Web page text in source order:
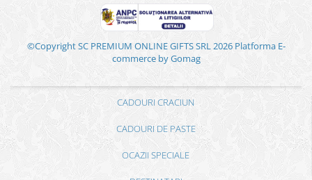
©Copyright SC PREMIUM ONLINE GIFTS SRL 2026 Platforma E-
commerce by Gomag
CADOURI CRACIUN
CADOURI DE PASTE
OCAZII SPECIALE